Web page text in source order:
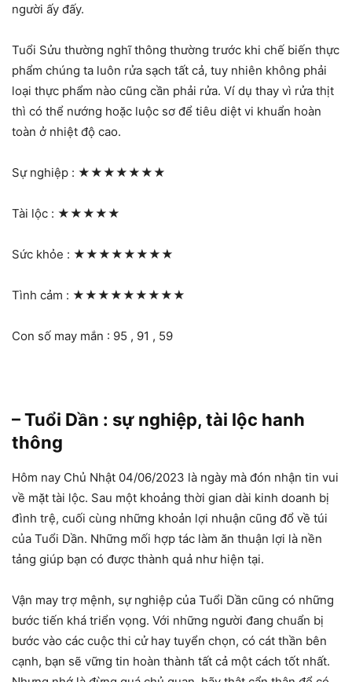
người ấy đấy.
Tuổi Sửu thường nghĩ thông thường trước khi chế biến thực
phẩm chúng ta luôn rửa sạch tất cả, tuy nhiên không phải
loại thực phẩm nào cũng cần phải rửa. Ví dụ thay vì rửa thịt
thì có thể nướng hoặc luộc sơ để tiêu diệt vi khuẩn hoàn
toàn ở nhiệt độ cao.
Sự nghiệp : ★★★★★★★
Tài lộc : ★★★★★
Sức khỏe : ★★★★★★★★
Tình cảm : ★★★★★★★★★
Con số may mắn : 95 , 91 , 59
– Tuổi Dần : sự nghiệp, tài lộc hanh
thông
Hôm nay Chủ Nhật 04/06/2023 là ngày mà đón nhận tin vui
về mặt tài lộc. Sau một khoảng thời gian dài kinh doanh bị
đình trệ, cuối cùng những khoản lợi nhuận cũng đổ về túi
của Tuổi Dần. Những mối hợp tác làm ăn thuận lợi là nền
tảng giúp bạn có được thành quả như hiện tại.
Vận may trợ mệnh, sự nghiệp của Tuổi Dần cũng có những
bước tiến khá triển vọng. Với những người đang chuẩn bị
bước vào các cuộc thi cử hay tuyển chọn, có cát thần bên
cạnh, bạn sẽ vững tin hoàn thành tất cả một cách tốt nhất.